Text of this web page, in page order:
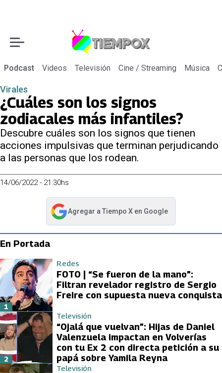
Podcast Videos Televisión Cine / Streaming Música
Virales
¿Cuáles son los signos
zodiacales más infantiles?
Descubre cuáles son los signos que tienen
acciones impulsivas que terminan perjudicando
a las personas que los rodean.
14/06/2022 - 21:30hs
Agregar a Tiempo Xen Google
abre en nueva pestaña
En Portada
Redes
FOTO | “Se fueron de la mano”:
Filtran revelador registro de Sergio
Freire con supuesta nueva conquista
1
Televisión
“Ojalá que vuelvan”: Hijas de Daniel
Valenzuela impactan en Volverías
con tu Ex 2 con directa petición a su
papá sobre Yamila Reyna
2
Televisión